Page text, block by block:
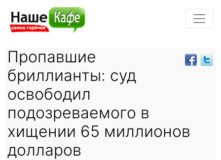
Пропавшие
бриллианты: суд
освободил
подозреваемого в
хищении 65 миллионов
долларов